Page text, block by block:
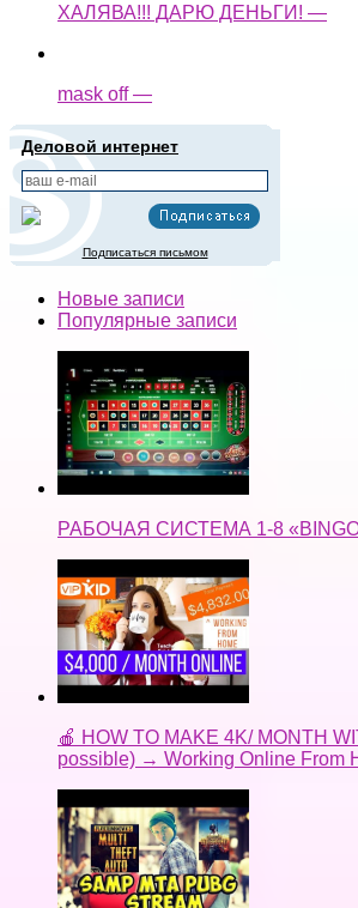
ХАЛЯВА!!! ДАРЮ ДЕНЬГИ! —
mask off —
Деловой интернет
Подписаться письмом
Новые записи
Популярные записи
РАБОЧАЯ СИСТЕМА 1-8 «BINGO
🍎 HOW TO MAKE 4K/ MONTH
possible) → Working Online From